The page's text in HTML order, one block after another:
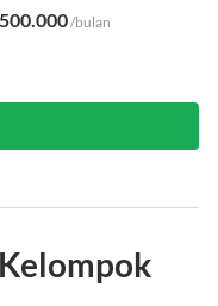
/bulan